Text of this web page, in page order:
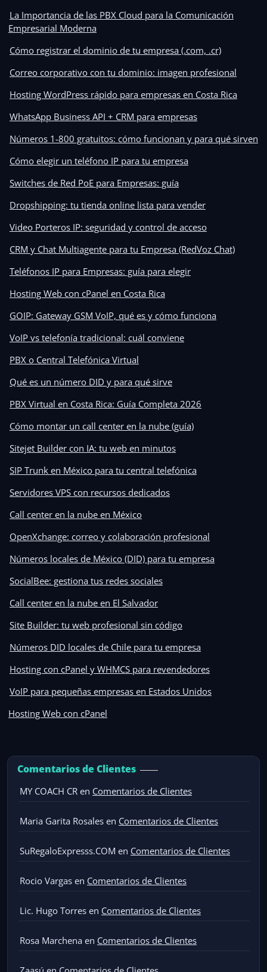
La Importancia de las PBX Cloud para la Comunicación
Empresarial Moderna
Cómo registrar el dominio de tu empresa (.com, .cr)
Correo corporativo con tu dominio: imagen profesional
Hosting WordPress rápido para empresas en Costa Rica
WhatsApp Business API + CRM para empresas
Números 1-800 gratuitos: cómo funcionan y para qué sirven
Cómo elegir un teléfono IP para tu empresa
Switches de Red PoE para Empresas: guía
Dropshipping: tu tienda online lista para vender
Video Porteros IP: seguridad y control de acceso
CRM y Chat Multiagente para tu Empresa (RedVoz Chat)
Teléfonos IP para Empresas: guía para elegir
Hosting Web con cPanel en Costa Rica
GOIP: Gateway GSM VoIP, qué es y cómo funciona
VoIP vs telefonía tradicional: cuál conviene
PBX o Central Telefónica Virtual
Qué es un número DID y para qué sirve
PBX Virtual en Costa Rica: Guía Completa 2026
Cómo montar un call center en la nube (guía)
Sitejet Builder con IA: tu web en minutos
SIP Trunk en México para tu central telefónica
Servidores VPS con recursos dedicados
Call center en la nube en México
OpenXchange: correo y colaboración profesional
Números locales de México (DID) para tu empresa
SocialBee: gestiona tus redes sociales
Call center en la nube en El Salvador
Site Builder: tu web profesional sin código
Números DID locales de Chile para tu empresa
Hosting con cPanel y WHMCS para revendedores
VoIP para pequeñas empresas en Estados Unidos
Hosting Web con cPanel
Comentarios de Clientes
MY COACH CR en Comentarios de Clientes
Maria Garita Rosales en Comentarios de Clientes
SuRegaloExpresss.COM en Comentarios de Clientes
Rocio Vargas en Comentarios de Clientes
Lic. Hugo Torres en Comentarios de Clientes
Rosa Marchena en Comentarios de Clientes